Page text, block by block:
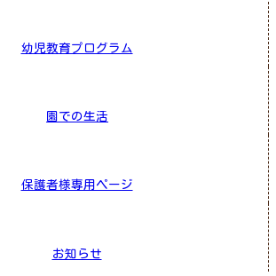
幼児教育プログラム
園での生活
保護者様専用ページ
お知らせ